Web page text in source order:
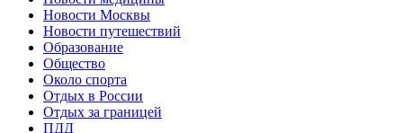
Новости Москвы
Новости путешествий
Образование
Общество
Около спорта
Отдых в России
Отдых за границей
ПДД